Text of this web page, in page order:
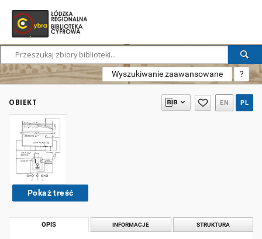
Wyszukiwanie zaawansowane ?
OBIEKT EN PL
Pokaż treść
OPIS INFORMACJE STRUKTURA